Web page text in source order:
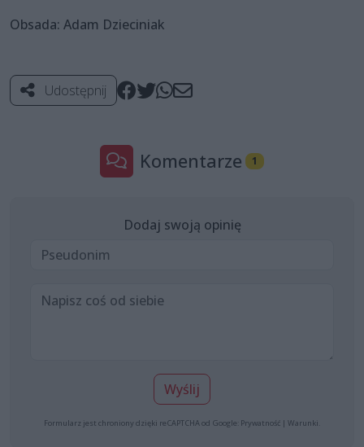
Obsada: Adam Dzieciniak
Udostępnij
Komentarze 1
Dodaj swoją opinię
Wyślij
Formularz jest chroniony dzięki reCAPTCHA od Google: Prywatność | Warunki